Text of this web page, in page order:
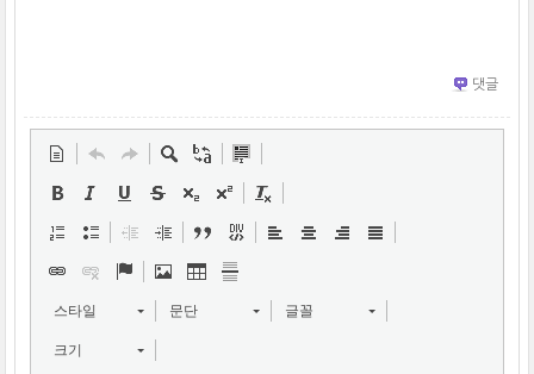
댓글
스타일 문단 글꼴
크기